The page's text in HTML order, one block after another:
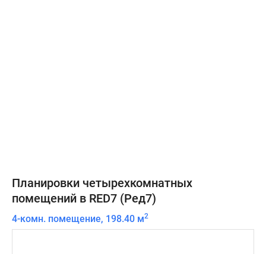
Планировки четырехкомнатных
помещений в RED7 (Ред7)
4-комн. помещение, 198.40 м2